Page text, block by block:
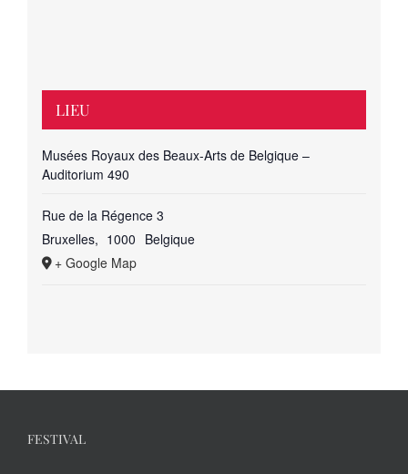
LIEU
Musées Royaux des Beaux-Arts de Belgique –
Auditorium 490
Rue de la Régence 3
Bruxelles, 1000 Belgique
+ Google Map
FESTIVAL